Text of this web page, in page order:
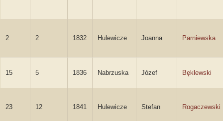
2 2 1832 Hulewicze Joanna Parniewska
15 5 1836 Nabrzuska Józef Bęklewski
23 12 1841 Hulewicze Stefan Rogaczewski